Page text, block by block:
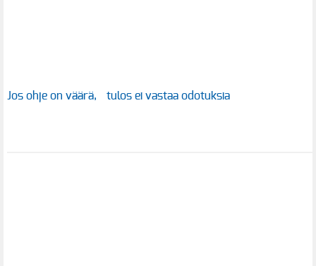
Jos ohje on väärä, tulos ei vastaa odotuksia